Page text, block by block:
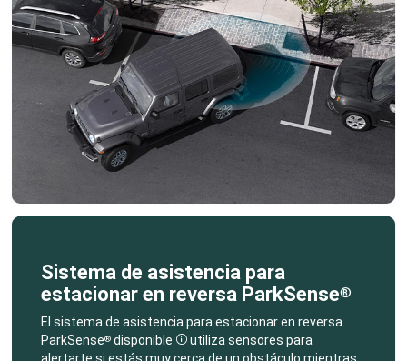
Sistema de asistencia para
estacionar en reversa ParkSense®
El sistema de asistencia para estacionar en reversa
ParkSense®disponible Disclosure
utiliza sensores para